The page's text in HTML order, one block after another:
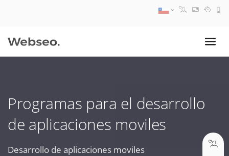
Programas para el desarrollo
de aplicaciones moviles
Desarrollo de aplicaciones moviles
09:30 AM A 18:30 PM
soporte@webseo.cl